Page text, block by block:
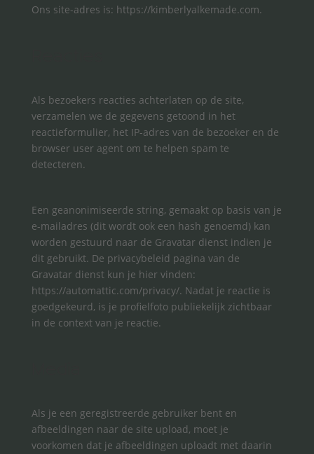
Ons site-adres is: https://kimberlyalkemade.com.
Als bezoekers reacties achterlaten op de site,
verzamelen we de gegevens getoond in het
reactieformulier, het IP-adres van de bezoeker en de
browser user agent om te helpen spam te
detecteren.
Een geanonimiseerde string, gemaakt op basis van je
e-mailadres (dit wordt ook een hash genoemd) kan
worden gestuurd naar de Gravatar dienst indien je
dit gebruikt. De privacybeleid pagina van de
Gravatar dienst kun je hier vinden:
https://automattic.com/privacy/. Nadat je reactie is
goedgekeurd, is je profielfoto publiekelijk zichtbaar
in de context van je reactie.
Als je een geregistreerde gebruiker bent en
afbeeldingen naar de site upload, moet je
voorkomen dat je afbeeldingen uploadt met daarin